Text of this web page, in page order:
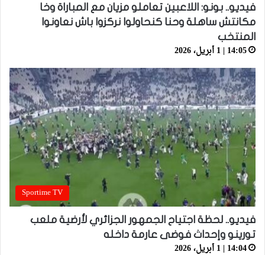
فيديو.. بونو: اللاعبين تعاملو مزيان مع المباراة وخا
مكانتش ساهلة وحنا كنحاولوا نركزوا باش نعاونوا
المنتخب
14:05 | 1 أبريل، 2026
Sportime TV
فيديو.. لحظة اجتياح الجمهور الجزائري لأرضية ملعب
تورينو وإحداث فوضى عارمة داخله
14:04 | 1 أبريل، 2026